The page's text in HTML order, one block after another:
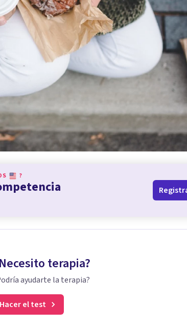
?
terapia?
ayudarte la terapia?
Hacer el test